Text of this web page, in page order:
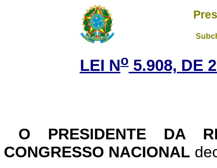
LEI No5.908, DE
O PRESIDENTE DA
CONGRESSO NACIONAL